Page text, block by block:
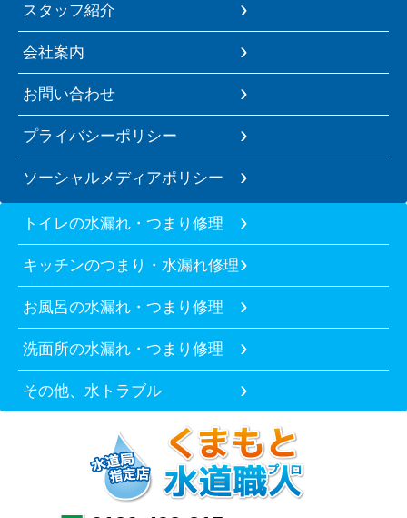
スタッフ紹介
会社案内
お問い合わせ
プライバシーポリシー
ソーシャルメディアポリシー
トイレの水漏れ・つまり修理
キッチンのつまり・水漏れ修理
お風呂の水漏れ・つまり修理
洗面所の水漏れ・つまり修理
その他、水トラブル